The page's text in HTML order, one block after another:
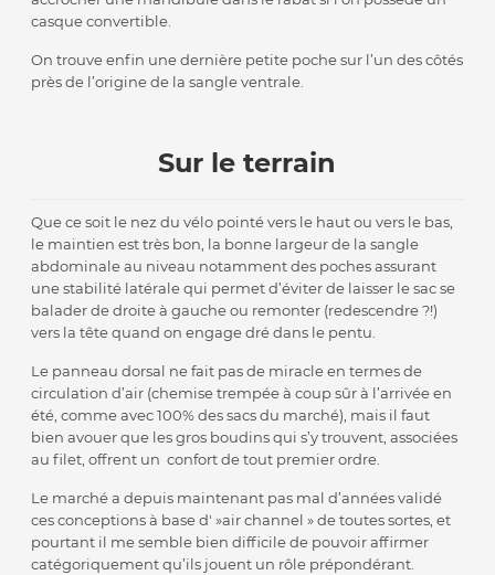
casque convertible.
On trouve enfin une dernière petite poche sur l’un des côtés
près de l’origine de la sangle ventrale.
Sur le terrain
Que ce soit le nez du vélo pointé vers le haut ou vers le bas,
le maintien est très bon, la bonne largeur de la sangle
abdominale au niveau notamment des poches assurant
une stabilité latérale qui permet d’éviter de laisser le sac se
balader de droite à gauche ou remonter (redescendre ?!)
vers la tête quand on engage dré dans le pentu.
Le panneau dorsal ne fait pas de miracle en termes de
circulation d’air (chemise trempée à coup sûr à l’arrivée en
été, comme avec 100% des sacs du marché), mais il faut
bien avouer que les gros boudins qui s’y trouvent, associées
au filet, offrent un confort de tout premier ordre.
Le marché a depuis maintenant pas mal d’années validé
ces conceptions à base d' »air channel » de toutes sortes, et
pourtant il me semble bien difficile de pouvoir affirmer
catégoriquement qu’ils jouent un rôle prépondérant.